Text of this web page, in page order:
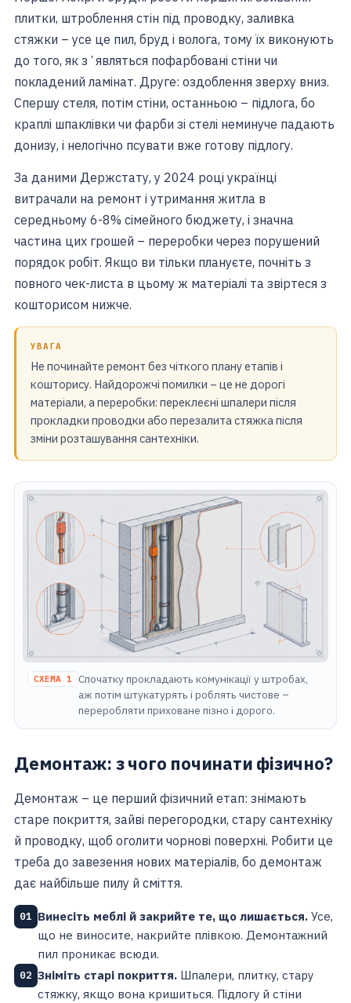
плитки, штроблення стін під проводку, заливка
стяжки – усе це пил, бруд і волога, тому їх виконують
до того, як зʼявляться пофарбовані стіни чи
покладений ламінат. Друге: оздоблення зверху вниз.
Спершу стеля, потім стіни, останньою – підлога, бо
краплі шпаклівки чи фарби зі стелі неминуче падають
донизу, і нелогічно псувати вже готову підлогу.
За даними Держстату, у 2024 році українці
витрачали на ремонт і утримання житла в
середньому 6-8% сімейного бюджету, і значна
частина цих грошей – переробки через порушений
порядок робіт. Якщо ви тільки плануєте, почніть з
повного чек-листа в цьому ж матеріалі та звіртеся з
кошторисом нижче.
УВАГА
Не починайте ремонт без чіткого плану етапів і
кошторису. Найдорожчі помилки – це не дорогі
матеріали, а переробки: переклеєні шпалери після
прокладки проводки або перезалита стяжка після
зміни розташування сантехніки.
СХЕМА 1
Спочатку прокладають комунікації у штробах,
аж потім штукатурять і роблять чистове –
переробляти приховане пізно і дорого.
Демонтаж: з чого починати фізично?
Демонтаж – це перший фізичний етап: знімають
старе покриття, зайві перегородки, стару сантехніку
й проводку, щоб оголити чорнові поверхні. Робити це
треба до завезення нових матеріалів, бо демонтаж
дає найбільше пилу й сміття.
01 Винесіть меблі й закрийте те, що лишається. Усе,
що не виносите, накрийте плівкою. Демонтажний
пил проникає всюди.
02 Зніміть старі покриття. Шпалери, плитку, стару
стяжку, якщо вона кришиться. Підлогу й стіни